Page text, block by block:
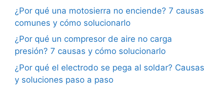
¿Por qué una motosierra no enciende? 7 causas
comunes y cómo solucionarlo
¿Por qué un compresor de aire no carga
presión? 7 causas y cómo solucionarlo
¿Por qué el electrodo se pega al soldar? Causas
y soluciones paso a paso